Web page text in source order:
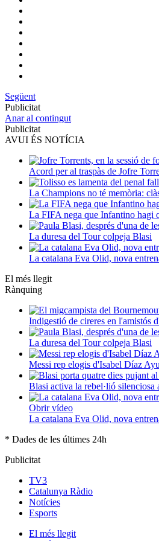
Següent
Publicitat
Anar al contingut
Publicitat
AVUI ÉS NOTÍCIA
Acord per al traspàs de Jofre
La Champions no té memòria:
La FIFA nega que Infantino
La duresa del Tour colpeja Blasi
La catalana Eva Olid, nova
El més llegit
Rànquing
Indigestió de cireres en l'amistós
La duresa del Tour colpeja Blasi
Messi rep elogis d'Isabel Díaz
Blasi activa la rebel·lió
Obrir vídeo
La catalana Eva Olid, nova
* Dades de les últimes 24h
Publicitat
TV3
Catalunya Ràdio
Notícies
Esports
El més llegit